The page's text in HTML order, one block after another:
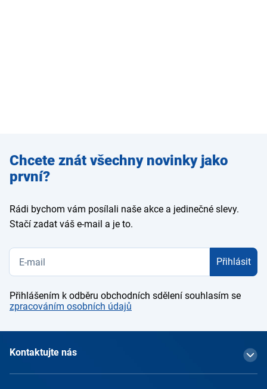
Zadejte
e-mail
Chcete znát všechny novinky jako
první?
Rádi bychom vám posílali naše akce a jedinečné slevy.
Stačí zadat váš e-mail a je to.
Přihlásit
Přihlášením k odběru obchodních sdělení souhlasím se
zpracováním osobních údajů
Kontaktujte nás